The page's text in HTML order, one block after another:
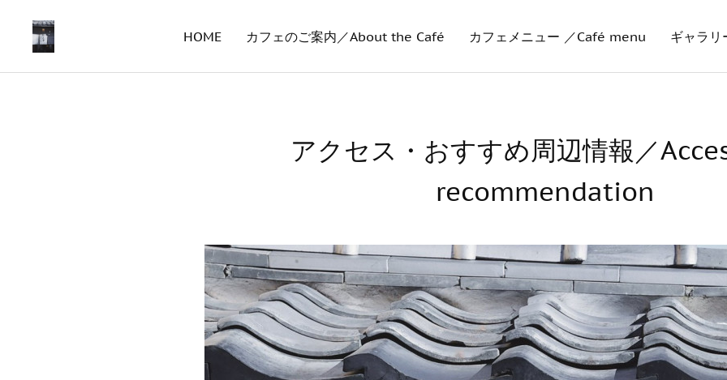
HOME カフェのご案内／About the Café カフェメニュー ／Café menu ギャラ
アクセス・おすすめ周辺情報／
recommendation